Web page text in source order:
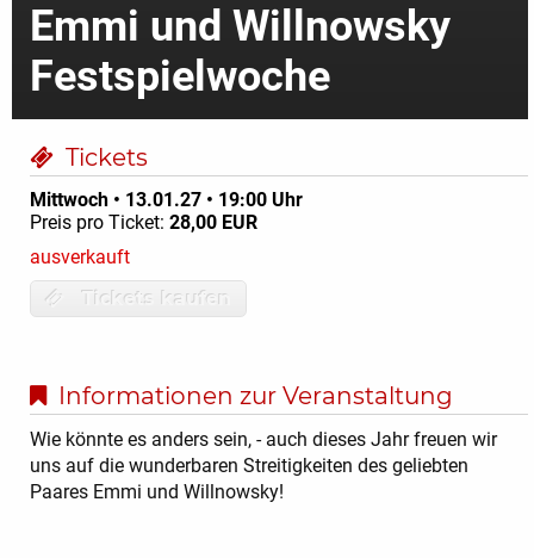
Emmi und Willnowsky
Festspielwoche
Tickets
Mittwoch • 13.01.27 • 19:00 Uhr
Preis pro Ticket: 28,00 EUR
ausverkauft
Tickets kaufen
Informationen zur Veranstaltung
Wie könnte es anders sein, - auch dieses Jahr freuen wir
uns auf die wunderbaren Streitigkeiten des geliebten
Paares Emmi und Willnowsky!